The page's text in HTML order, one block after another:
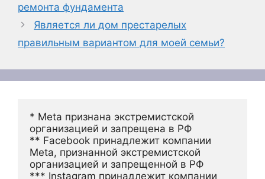
ремонта фундамента
Является ли дом престарелых
правильным вариантом для моей семьи?
* Meta признана экстремистской
организацией и запрещена в РФ
** Facebook принадлежит компании
Meta, признанной экстремистской
организацией и запрещенной в РФ
*** Instagram принадлежит компании